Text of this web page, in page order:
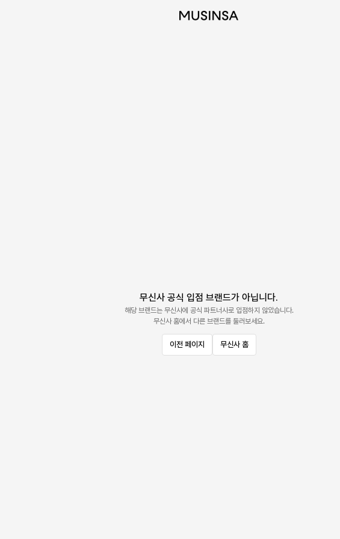
무신사 공식 입점 브랜드가 아닙니다.
해당 브랜드는 무신사에 공식 파트너사로 입점하지 않았습니다.
무신사 홈에서 다른 브랜드를 둘러보세요.
이전 페이지 무신사 홈